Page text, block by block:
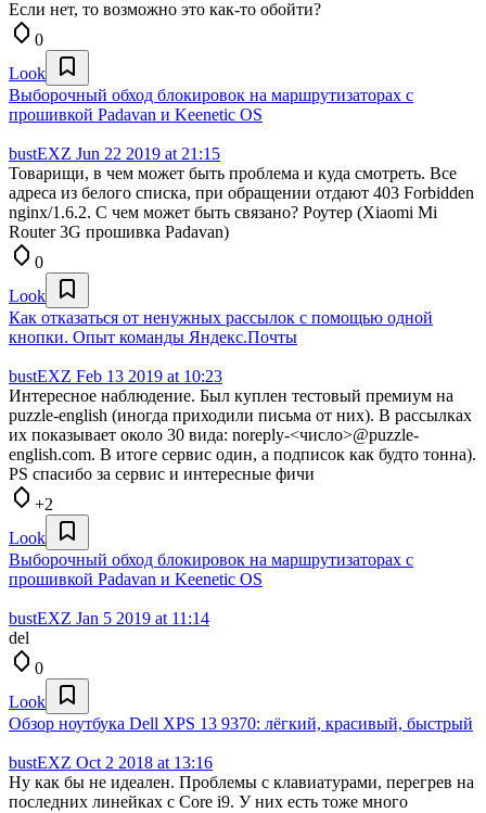
Если нет, то возможно это как-то обойти?
0
Look
Выборочный обход блокировок на маршрутизаторах с
прошивкой Padavan и Keenetic OS
bustEXZ Jun 22 2019 at 21:15
Товарищи, в чем может быть проблема и куда смотреть. Все
адреса из белого списка, при обращении отдают 403 Forbidden
nginx/1.6.2. С чем может быть связано? Роутер (Xiaomi Mi
Router 3G прошивка Padavan)
0
Look
Как отказаться от ненужных рассылок с помощью одной
кнопки. Опыт команды Яндекс.Почты
bustEXZ Feb 13 2019 at 10:23
Интересное наблюдение. Был куплен тестовый премиум на
puzzle-english (иногда приходили письма от них). В рассылках
их показывает около 30 вида: noreply-<число>@puzzle-
english.com. В итоге сервис один, а подписок как будто тонна).
PS спасибо за сервис и интересные фичи
+2
Look
Выборочный обход блокировок на маршрутизаторах с
прошивкой Padavan и Keenetic OS
bustEXZ Jan 5 2019 at 11:14
del
0
Look
Обзор ноутбука Dell XPS 13 9370: лёгкий, красивый, быстрый
bustEXZ Oct 2 2018 at 13:16
Ну как бы не идеален. Проблемы с клавиатурами, перегрев на
последних линейках с Core i9. У них есть тоже много